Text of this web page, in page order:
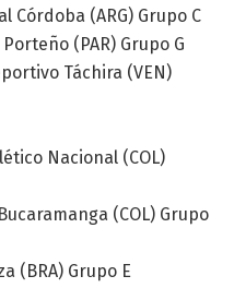
Córdoba (ARG) Grupo C
(PAR) Grupo G
Táchira (VEN)
Nacional (COL)
(COL) Grupo
(BRA) Grupo E